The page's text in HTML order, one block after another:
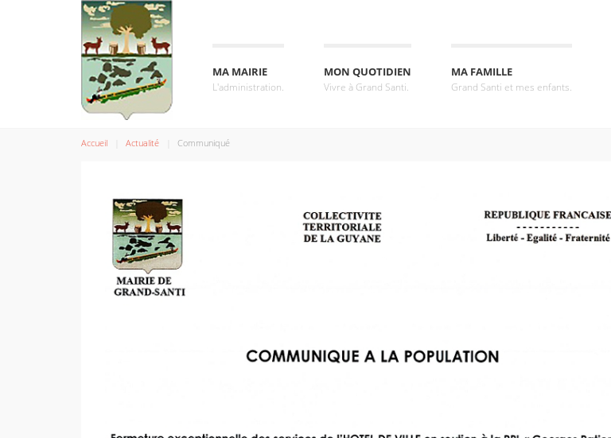
MA MAIRIE
L'administration.
MON QUOTIDIEN
Vivre à Grand Santi.
MA FAMILLE
Grand Santi et mes enfants.
Accueil Actualité Communiqué